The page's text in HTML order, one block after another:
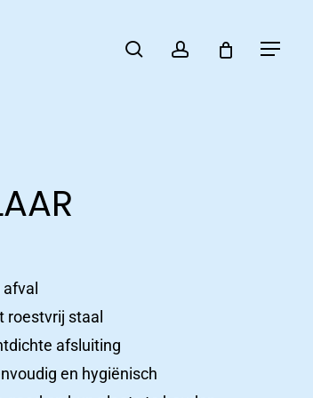
search account Menu
roestvrij staal
afsluiting
en hygiënisch